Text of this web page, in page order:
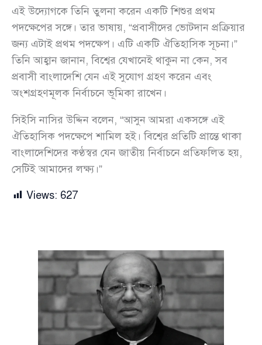
এই উদ্যোগকে তিনি তুলনা করেন একটি শিশুর প্রথম
পদক্ষেপের সঙ্গে। তার ভাষায়, “প্রবাসীদের ভোটদান প্রক্রিয়ার
জন্য এটাই প্রথম পদক্ষেপ। এটি একটি ঐতিহাসিক সূচনা।”
তিনি আহ্বান জানান, বিশ্বের যেখানেই থাকুন না কেন, সব
প্রবাসী বাংলাদেশি যেন এই সুযোগ গ্রহণ করেন এবং
অংশগ্রহণমূলক নির্বাচনে ভূমিকা রাখেন।
সিইসি নাসির উদ্দিন বলেন, “আসুন আমরা একসঙ্গে এই
ঐতিহাসিক পদক্ষেপে শামিল হই। বিশ্বের প্রতিটি প্রান্তে থাকা
বাংলাদেশিদের কণ্ঠস্বর যেন জাতীয় নির্বাচনে প্রতিফলিত হয়,
সেটিই আমাদের লক্ষ্য।”
Views: 627